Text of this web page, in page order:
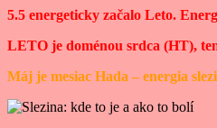
5.5 energeticky začalo Leto.
LETO je doménou srdca (HT),
Máj je mesiac Hada – energia